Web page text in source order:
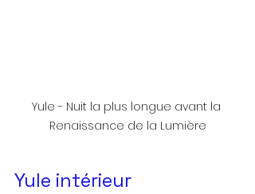
Yule - Nuit la plus longue avant la
Renaissance de la Lumière
Yule intérieur